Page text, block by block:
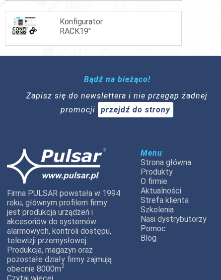
Konfigurator
RACK19"
Bądź na bieżąco!
Zapisz się do newslettera i nie przegap żadnej
promocji
przejdź do strony
Firma PULSAR powstała w 1994
roku, głównym profilem firmy
jest produkcja urządzeń i
akcesoriów do systemów
alarmowych, kontroli dostępu,
telewizji przemysłowej.
Produkcja, magazyn oraz
pozostałe działy firmy zajmują
obecnie 8000m2
Menu
Strona główna
Produkty
O firmie
Aktualności
Strefa klienta
Szkolenia
Nasi dystrybutorzy
Pomoc
Blog